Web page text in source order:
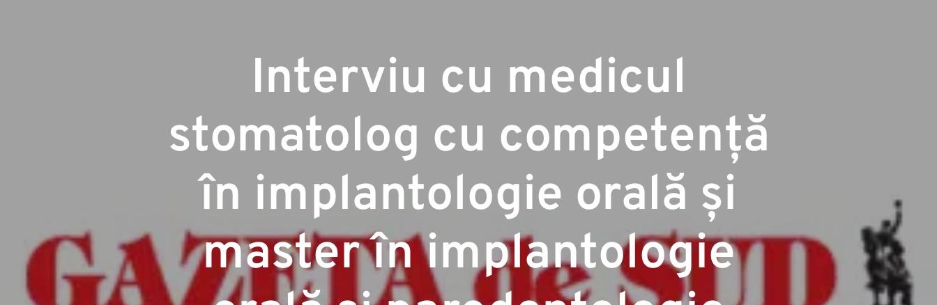
Interviu cu medicul
stomatolog cu competență
în implantologie orală și
master în implantologie